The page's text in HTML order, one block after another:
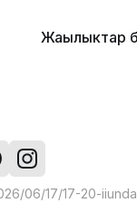
Жаңылыктар